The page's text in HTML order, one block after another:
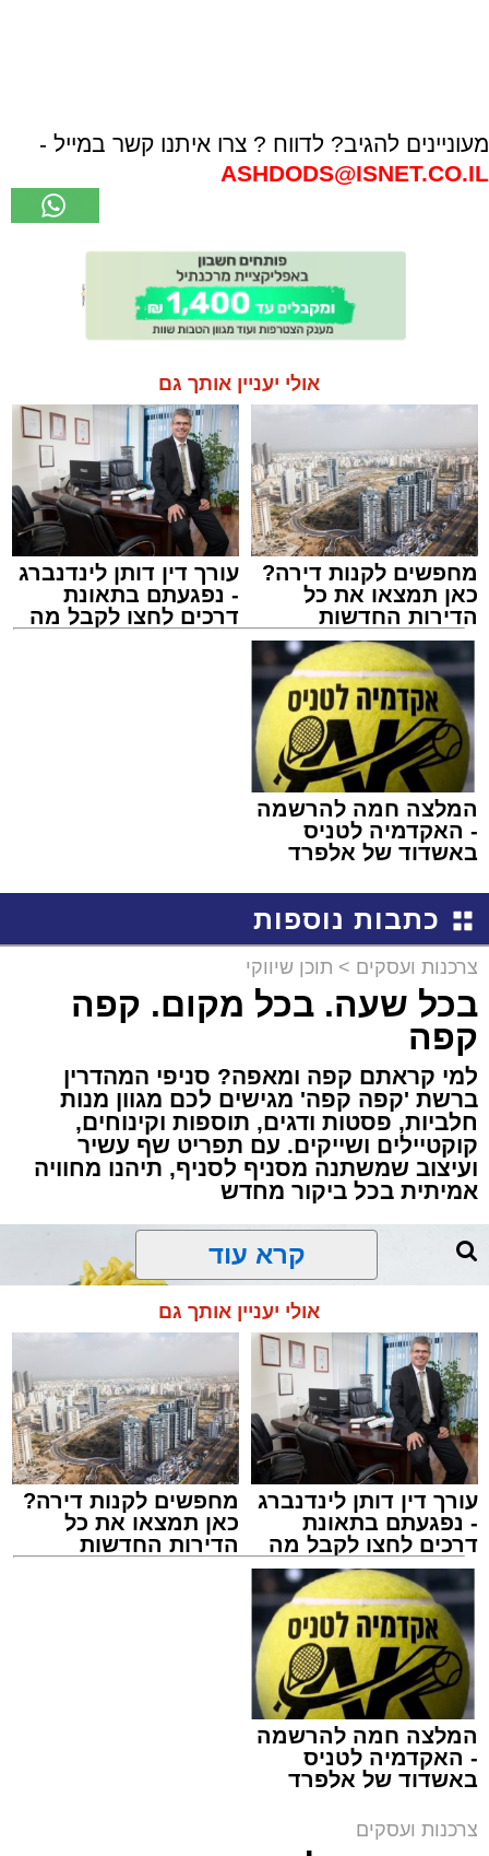
מעוניינים להגיב? לדווח ? צרו איתנו קשר במייל -
ASHDODS@ISNET.CO.IL
אולי יעניין אותך גם
מחפשים לקנות דירה?
כאן תמצאו את כל
הדירות החדשות
למכירה באשדוד >>>
עורך דין דותן לינדנברג
- נפגעתם בתאונת
דרכים לחצו לקבל מה
המלצה חמה להרשמה
- האקדמיה לטניס
באשדוד של אלפרד
כתבות נוספות
צרכנות ועסקים > תוכן שיווקי
בכל שעה. בכל מקום. קפה
קפה
למי קראתם קפה ומאפה? סניפי המהדרין
ברשת 'קפה קפה' מגישים לכם מגוון מנות
חלביות, פסטות ודגים, תוספות וקינוחים,
קוקטיילים ושייקים. עם תפריט שף עשיר
ועיצוב שמשתנה מסניף לסניף, תיהנו מחוויה
אמיתית בכל ביקור מחדש
צילום: באדיבות המצלם
מערכת האתר / 14:04 09.08.26
קרא עוד
אולי יעניין אותך גם
עורך דין דותן לינדנברג
- נפגעתם בתאונת
דרכים לחצו לקבל מה
שמגיע לכם
מחפשים לקנות דירה?
כאן תמצאו את כל
הדירות החדשות
המלצה חמה להרשמה
- האקדמיה לטניס
באשדוד של אלפרד
צרכנות ועסקים